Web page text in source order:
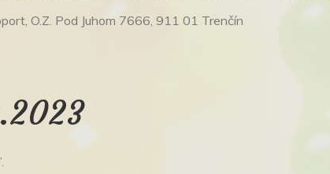
O.Z. Pod Juhom 7666, 911 01 Trenčín